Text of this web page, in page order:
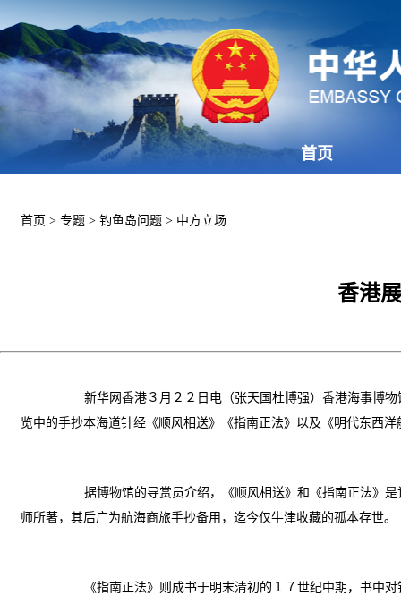
首页
首页 > 专题 > 钓鱼岛问题 > 中方立场
香港
新华网香港３月２２日电（张天国杜博强）香港海事博物
览中的手抄本海道针经《顺风相送》《指南正法》以及《明代东西
据博物馆的导赏员介绍，《顺风相送》和《指南正法》是
师所著，其后广为航海商旅手抄备用，迄今仅牛津收藏的孤本存世
《指南正法》则成书于明末清初的１７世纪中期，书中对